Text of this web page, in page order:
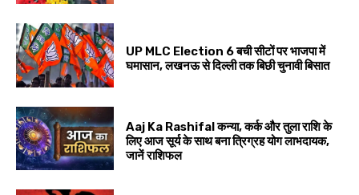
UP MLC Election 6 बची सीटों पर भाजपा में
घमासान, लखनऊ से दिल्ली तक बिछी चुनावी बिसात
Aaj Ka Rashifal कन्या, कर्क और तुला राशि के
लिए आज सूर्य के साथ बना त्रिग्रह योग लाभदायक,
जानें राशिफल